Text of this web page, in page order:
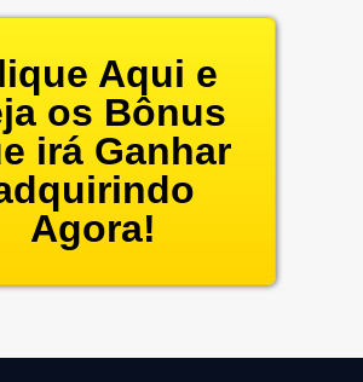
Aqui e
os Bônus
irá Ganhar
Agora!